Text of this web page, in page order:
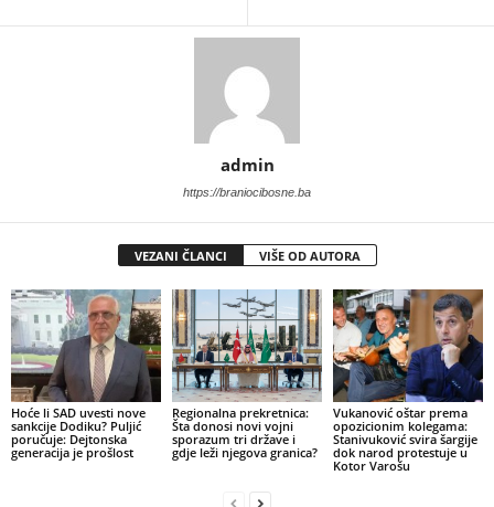
admin
https://braniocibosne.ba
VEZANI ČLANCI VIŠE OD AUTORA
​Hoće li SAD uvesti nove
sankcije Dodiku? Puljić
poručuje: Dejtonska
generacija je prošlost
​Regionalna prekretnica:
Šta donosi novi vojni
sporazum tri države i
gdje leži njegova granica?
Vukanović oštar prema
opozicionim kolegama:
Stanivuković svira šargije
dok narod protestuje u
Kotor Varošu